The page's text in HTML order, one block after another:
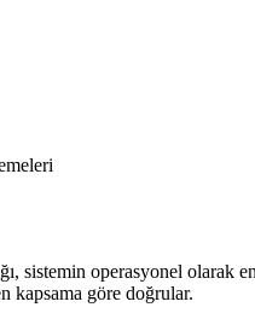
sistemin operasyonel olarak
kapsama göre doğrular.